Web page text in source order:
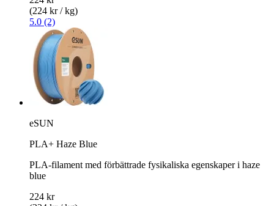
(224 kr / kg)
5.0 (2)
eSUN
PLA+ Haze Blue
PLA-filament med förbättrade fysikaliska egenskaper i haze
blue
224 kr